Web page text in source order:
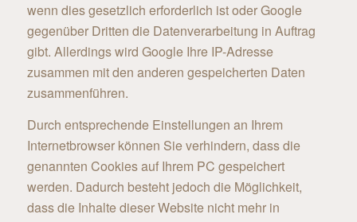
wenn dies gesetzlich erforderlich ist oder Google
gegenüber Dritten die Datenverarbeitung in Auftrag
gibt. Allerdings wird Google Ihre IP-Adresse
zusammen mit den anderen gespeicherten Daten
zusammenführen.
Durch entsprechende Einstellungen an Ihrem
Internetbrowser können Sie verhindern, dass die
genannten Cookies auf Ihrem PC gespeichert
werden. Dadurch besteht jedoch die Möglichkeit,
dass die Inhalte dieser Website nicht mehr in